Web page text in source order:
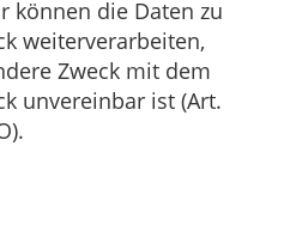
können die Daten zu
weiterverarbeiten,
Zweck mit dem
unvereinbar ist (Art.